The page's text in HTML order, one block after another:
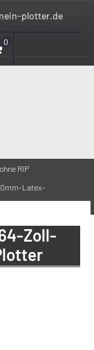
plotter.de
0
RIP
Latex-
Zoll-